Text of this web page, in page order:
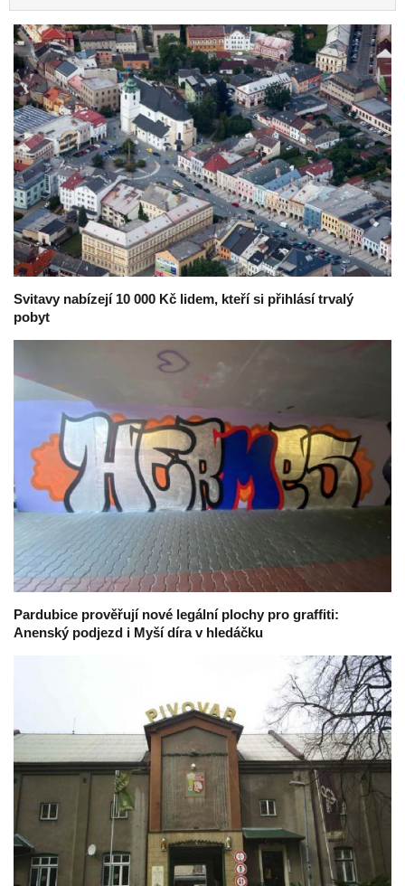
Svitavy nabízejí 10 000 Kč lidem, kteří si přihlásí trvalý
pobyt
Pardubice prověřují nové legální plochy pro graffiti:
Anenský podjezd i Myší díra v hledáčku